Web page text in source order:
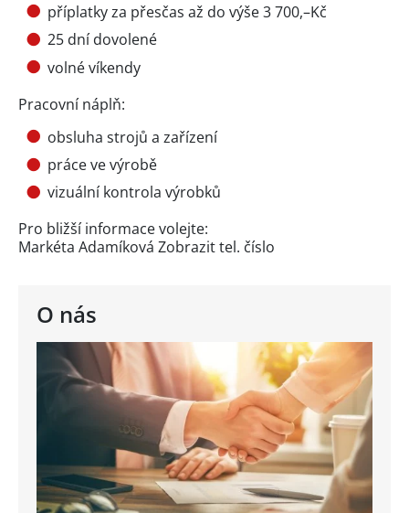
O nás
příplatky za přesčas až do výše 3 700,–Kč
25 dní dovolené
volné víkendy
Pracovní náplň:
obsluha strojů a zařízení
práce ve výrobě
vizuální kontrola výrobků
Pro bližší informace volejte:
Markéta Adamíková Zobrazit tel. číslo